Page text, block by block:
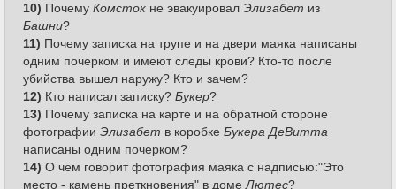
10) Почему Комсток не эвакуировал Элизабет из
Башни?
11) Почему записка на трупе и на двери маяка написаны
одним почерком и имеют следы крови? Кто-то после
убийства вышел наружу? Кто и зачем?
12) Кто написал записку? Букер?
13) Почему записка на карте и на обратной стороне
фотографии Элизабет в коробке Букера ДеВитта
написаны одним почерком?
14) О чем говорит фотография маяка с надписью:"Это
место - камень преткновения" в доме Лютес?